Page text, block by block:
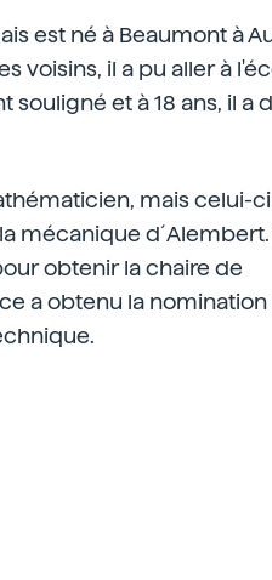
est né à Beaumont à
voisins, il a pu aller à
et à 18 ans, il a
mais celui-ci
mécanique
obtenir la chaire de
a obtenu la nomination